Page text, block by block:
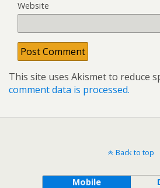
Website
This site uses Akismet to reduce
comment data is processed.
Back to top
Mobile